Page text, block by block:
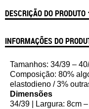
DESCRIÇÃO DO PRODUTO
INFORMAÇÕES DO
Tamanhos: 34/39 –
Composição: 80%
elastodieno / 3%
Dimensões
34/39 | Largura: 8cm